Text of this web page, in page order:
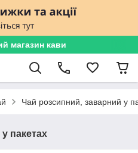
магазин кави
Чай розсипний, заварний у
пакетах